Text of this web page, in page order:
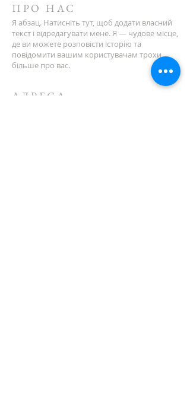
ПРО НАС
Я абзац. Натисніть тут, щоб додати власний
текст і відредагувати мене. Я — чудове місце,
де ви можете розповісти історію та
повідомити вашим користувачам трохи
більше про вас.
АДРЕСА